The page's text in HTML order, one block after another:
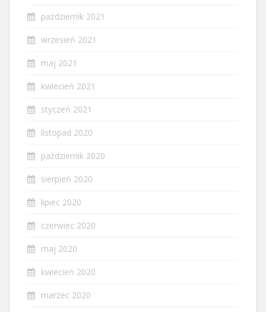
październik 2021
wrzesień 2021
maj 2021
kwiecień 2021
styczeń 2021
listopad 2020
październik 2020
sierpień 2020
lipiec 2020
czerwiec 2020
maj 2020
kwiecień 2020
marzec 2020